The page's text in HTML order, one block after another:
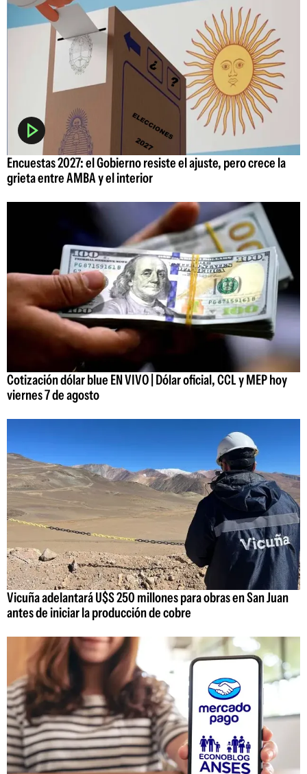
Encuestas 2027: el Gobierno resiste el ajuste, pero crece la
grieta entre AMBA y el interior
Cotización dólar blue EN VIVO | Dólar oficial, CCL y MEP hoy
viernes 7 de agosto
Vicuña adelantará U$S 250 millones para obras en San Juan
antes de iniciar la producción de cobre